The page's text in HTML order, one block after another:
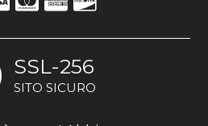
SSL-256
SITO SICURO